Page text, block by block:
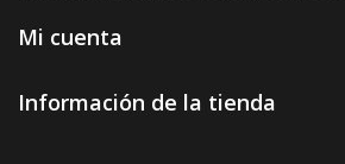
Mi cuenta
Información de la tienda